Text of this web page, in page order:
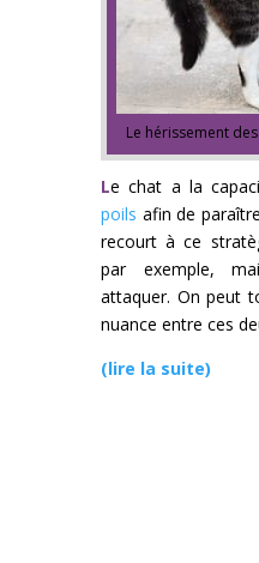
Le hérissement
Le chat a la
poils afin de
recourt à ce
par exemple,
attaquer. On peut
nuance entre ces
(lire la suite)